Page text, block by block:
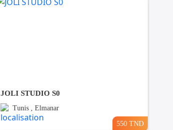
JOLI STUDIO S0
Tunis , Elmanar
550 TND